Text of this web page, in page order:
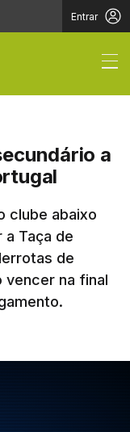
Entrar
a
clube abaixo
a Taça de
de
vencer na final